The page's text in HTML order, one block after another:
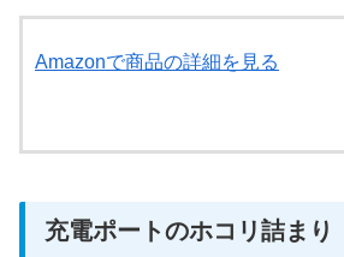
Amazonで商品の詳細を見る
充電ポートのホコリ詰まり